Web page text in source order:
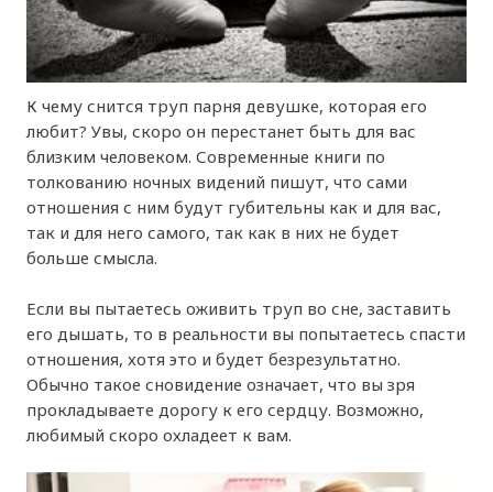
К чему снится труп парня девушке, которая его
любит? Увы, скоро он перестанет быть для вас
близким человеком. Современные книги по
толкованию ночных видений пишут, что сами
отношения с ним будут губительны как и для вас,
так и для него самого, так как в них не будет
больше смысла.
Если вы пытаетесь оживить труп во сне, заставить
его дышать, то в реальности вы попытаетесь спасти
отношения, хотя это и будет безрезультатно.
Обычно такое сновидение означает, что вы зря
прокладываете дорогу к его сердцу. Возможно,
любимый скоро охладеет к вам.